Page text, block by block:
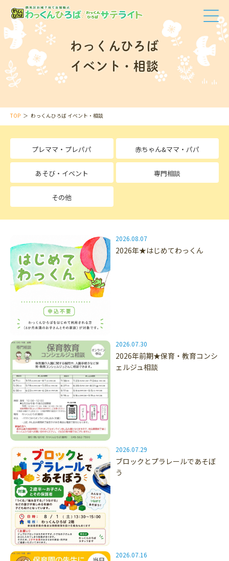
わっくんひろば
イベント・相談
TOP わっくんひろば イベント・相談
プレママ・プレパパ 赤ちゃん&ママ・パパ
あそび・イベント 専門相談
その他
2026.08.07
2026年★はじめてわっくん
2026.07.30
2026年前期★保育・教育コンシ
ェルジュ相談
2026.07.29
ブロックとプラレールであそぼ
う
2026.07.16